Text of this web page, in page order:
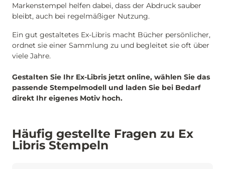
Markenstempel helfen dabei, dass der Abdruck sauber
bleibt, auch bei regelmäßiger Nutzung.
Ein gut gestaltetes Ex-Libris macht Bücher persönlicher,
ordnet sie einer Sammlung zu und begleitet sie oft über
viele Jahre.
Gestalten Sie Ihr Ex-Libris jetzt online, wählen Sie das
passende Stempelmodell und laden Sie bei Bedarf
direkt Ihr eigenes Motiv hoch.
Häufig gestellte Fragen zu Ex
Libris Stempeln